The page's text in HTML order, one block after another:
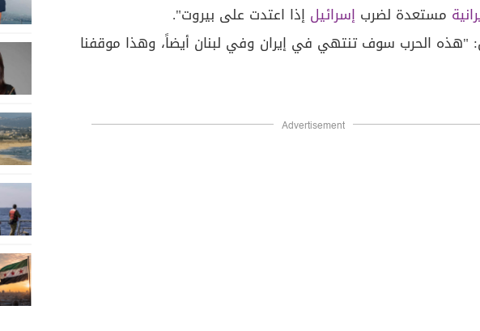
مستعدة لضرب إسرائيل إذا اعتدت على بيروت".
"هذه الحرب سوف تنتهي في إيران وفي لبنان أيضاً، وهذا موقفنا
Advertisement